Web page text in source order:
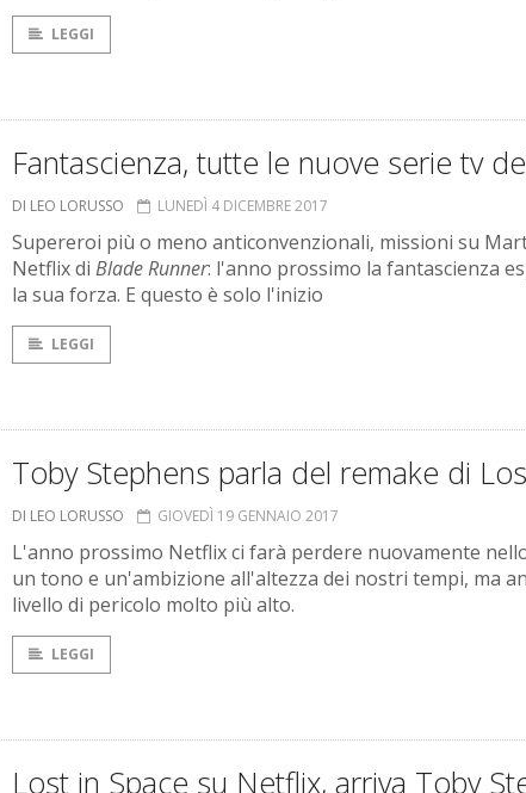
LEGGI
Fantascienza, tutte le nuove serie tv
DI LEO LORUSSO LUNEDÌ 4 DICEMBRE 2017
Supereroi più o meno anticonvenzionali, missioni su
Netflix di Blade Runner: l'anno prossimo la fantascienza
la sua forza. E questo è solo l'inizio
LEGGI
Toby Stephens parla del remake di
DI LEO LORUSSO GIOVEDÌ 19 GENNAIO 2017
L'anno prossimo Netflix ci farà perdere nuovamente
un tono e un'ambizione all'altezza dei nostri tempi, ma
livello di pericolo molto più alto.
LEGGI
Lost in Space su Netflix, arriva Toby